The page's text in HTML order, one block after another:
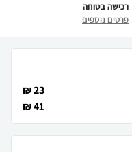
רכישה בטוחה
פרטים נוספים
23 ₪
41 ₪